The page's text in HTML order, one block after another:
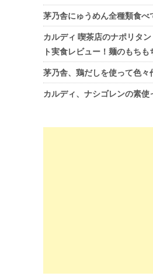
茅乃舎にゅうめん全種類食べ
カルディ 喫茶店のナポリタ
ト実食レビュー！麺のもち
茅乃舎、鶏だしを使って色々
カルディ、ナシゴレンの素使